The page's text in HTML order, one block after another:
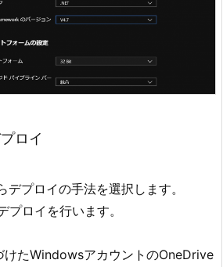
ロイ
デプロイの手法を選択します。
ロイを行います。
けたWindowsアカウントのOneDrive